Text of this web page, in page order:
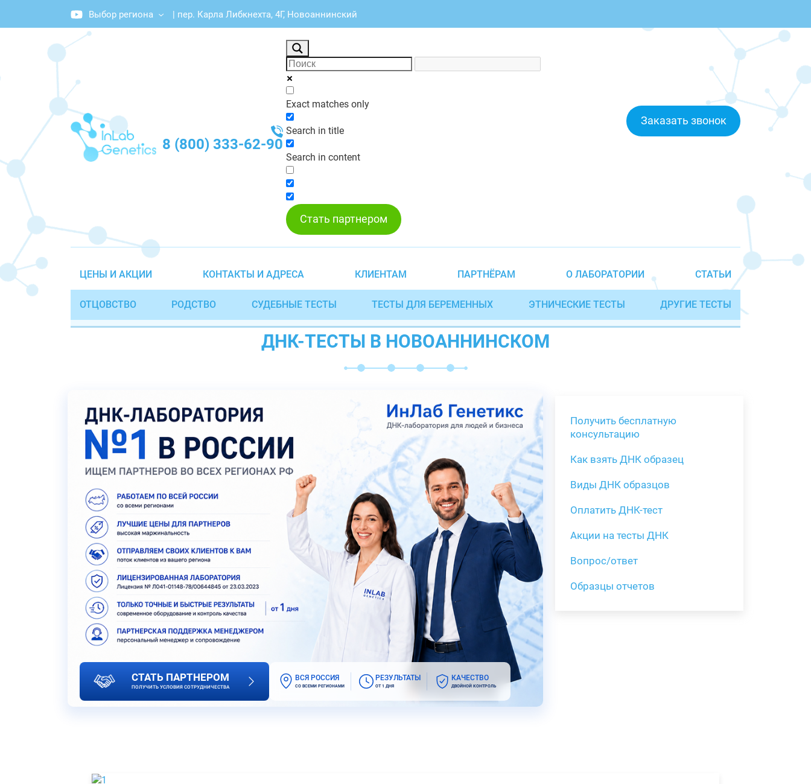
Выбор региона | пер. Карла Либкнехта, 4Г, Новоаннинский
8 (800) 333-62-90
Exact matches only
Search in title
Search in content
Заказать звонок
Стать партнером
ЦЕНЫ И АКЦИИ КОНТАКТЫ И АДРЕСА КЛИЕНТАМ ПАРТНЁРАМ О ЛАБОРАТОРИИ СТАТЬИ
ОТЦОВСТВО РОДСТВО СУДЕБНЫЕ ТЕСТЫ ТЕСТЫ ДЛЯ БЕРЕМЕННЫХ ЭТНИЧЕСКИЕ ТЕСТЫ ДРУГИЕ ТЕСТЫ
ДНК-ТЕСТЫ В НОВОАННИНСКОМ
СТАТЬ ПАРТНЕРОМ
ПОЛУЧИТЬ УСЛОВИЯ СОТРУДНИЧЕСТВА
ВСЯ РОССИЯ
СО ВСЕМИ РЕГИОНАМИ
РЕЗУЛЬТАТЫ
ОТ 1 ДНЯ
КАЧЕСТВО
ДВОЙНОЙ КОНТРОЛЬ
Получить бесплатную
консультацию
Как взять ДНК образец
Виды ДНК образцов
Оплатить ДНК-тест
Акции на тесты ДНК
Вопрос/ответ
Образцы отчетов